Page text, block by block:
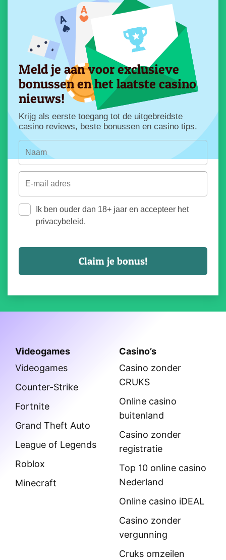
Meld je aan voor exclusieve
bonussen en het laatste casino
nieuws!
Krijg als eerste toegang tot de uitgebreidste
casino reviews, beste bonussen en casino tips.
Ik ben ouder dan 18+ jaar en accepteer het
privacybeleid.
Videogames
Videogames
Counter-Strike
Fortnite
Grand Theft Auto
League of Legends
Roblox
Minecraft
Casino’s
Casino zonder
CRUKS
Online casino
buitenland
Casino zonder
registratie
Top 10 online casino
Nederland
Online casino iDEAL
Casino zonder
vergunning
Cruks omzeilen